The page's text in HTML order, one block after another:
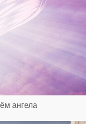
ангела